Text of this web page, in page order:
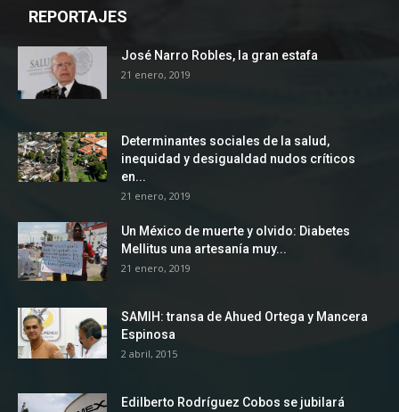
REPORTAJES
José Narro Robles, la gran estafa
21 enero, 2019
Determinantes sociales de la salud,
inequidad y desigualdad nudos críticos
en...
21 enero, 2019
Un México de muerte y olvido: Diabetes
Mellitus una artesanía muy...
21 enero, 2019
SAMIH: transa de Ahued Ortega y Mancera
Espinosa
2 abril, 2015
Edilberto Rodríguez Cobos se jubilará